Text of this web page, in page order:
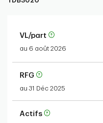
VL/part
au 6 août 2026
RFG
au 31 Déc 2025
Actifs